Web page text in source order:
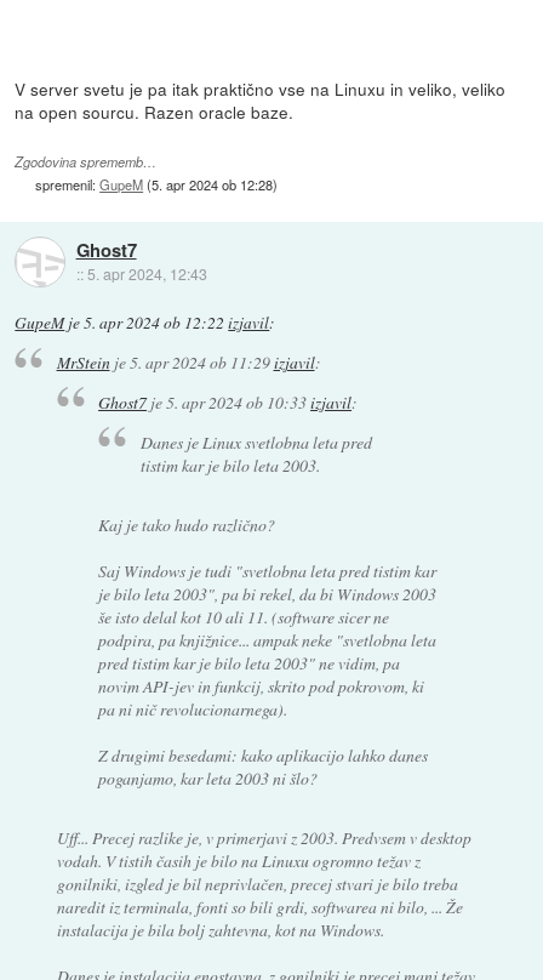
V server svetu je pa itak praktično vse na Linuxu in veliko, veliko
na open sourcu. Razen oracle baze.
Zgodovina sprememb…
spremenil:GupeM(5. apr 2024 ob 12:28)
Ghost7
:: 5. apr 2024, 12:43
GupeMje5. apr 2024 ob 12:22 izjavil:
MrSteinje5. apr 2024 ob 11:29izjavil:
Ghost7je5. apr 2024 ob 10:33izjavil:
Danes je Linux svetlobna leta pred
tistim kar je bilo leta 2003.
Kaj je tako hudo različno?
Saj Windows je tudi "svetlobna leta pred tistim kar
je bilo leta 2003", pa bi rekel, da bi Windows 2003
še isto delal kot 10 ali 11. (software sicer ne
podpira, pa knjižnice... ampak neke "svetlobna leta
pred tistim kar je bilo leta 2003" ne vidim, pa
novim API-jev in funkcij, skrito pod pokrovom, ki
pa ni nič revolucionarnega).
Z drugimi besedami: kako aplikacijo lahko danes
poganjamo, kar leta 2003 ni šlo?
Uff... Precej razlike je, v primerjavi z 2003. Predvsem v desktop
vodah. V tistih časih je bilo na Linuxu ogromno težav z
gonilniki, izgled je bil neprivlačen, precej stvari je bilo treba
naredit iz terminala, fonti so bili grdi, softwarea ni bilo, ... Že
instalacija je bila bolj zahtevna, kot na Windows.